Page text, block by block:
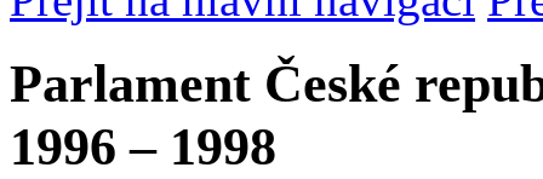
Parlament České
1996 – 1998